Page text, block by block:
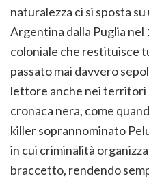
naturalezza ci si sposta
Argentina dalla Puglia
coloniale che restituisce
passato mai davvero
lettore anche nei territori
cronaca nera, come
killer soprannominato
in cui criminalità
braccetto, rendendo